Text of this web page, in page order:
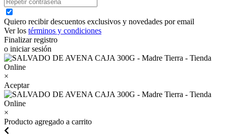
Quiero recibir descuentos exclusivos y novedades por email
Ver los términos y condiciones
Finalizar registro
o iniciar sesión
×
Aceptar
×
Producto agregado a carrito